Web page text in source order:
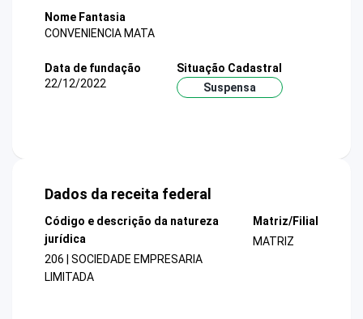
Nome Fantasia
CONVENIENCIA MATA
Data de fundação
22/12/2022
Situação Cadastral
Suspensa
Dados da receita federal
Código e descrição da natureza
jurídica
206 | SOCIEDADE EMPRESARIA
LIMITADA
Matriz/Filial
MATRIZ